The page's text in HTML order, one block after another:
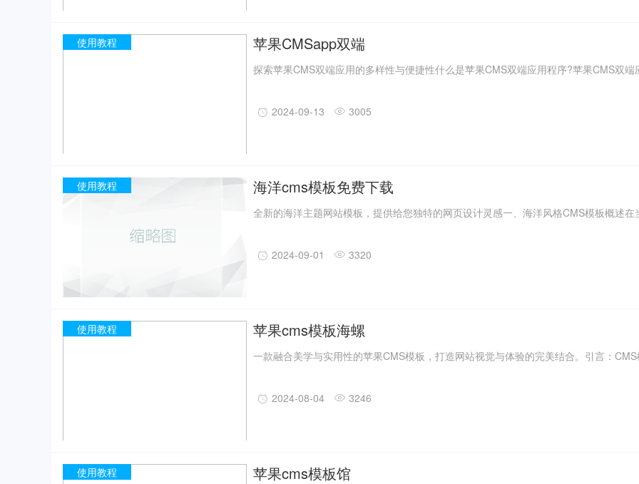
使用教程 苹果CMSapp双端
探索苹果CMS双端应用的多样性与便捷性什么是苹果CMS双端应用程序?苹果CMS双端
2024-09-13 3005
使用教程 海洋cms模板免费下载
全新的海洋主题网站模板，提供给您独特的网页设计灵感一、海洋风格CMS模板概述在
2024-09-01 3320
使用教程 苹果cms模板海螺
一款融合美学与实用性的苹果CMS模板，打造网站视觉与体验的完美结合。引言：
2024-08-04 3246
使用教程 苹果cms模板馆